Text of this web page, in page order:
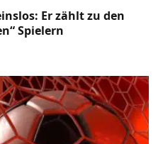
Er zählt zu den
Spielern